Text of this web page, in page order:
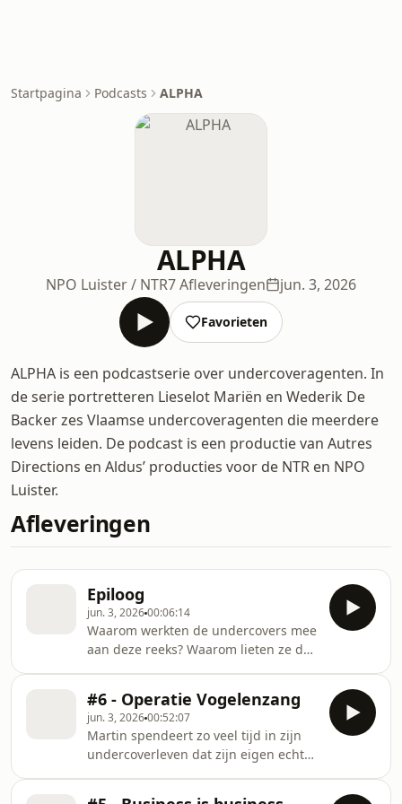
Startpagina Podcasts ALPHA
ALPHA
NPO Luister / NTR7 Afleveringen jun. 3, 2026
Favorieten
ALPHA is een podcastserie over undercoveragenten. In
de serie portretteren Lieselot Mariën en Wederik De
Backer zes Vlaamse undercoveragenten die meerdere
levens leiden. De podcast is een productie van Autres
Directions en Aldus’ producties voor de NTR en NPO
Luister.
Afleveringen
Epiloog
jun. 3, 202600:06:14
Waarom werkten de undercovers mee
aan deze reeks? Waarom lieten ze de
deze vraag: de parabel van de piraat.
Credits ALPHA is een productie van
Autres Directions voor NTR en NPO
Luister. In Vlaanderen wordt ALPHA
speciaal aangeboden door KNACK.
Regie, research en montage: Lieselot
#6 - Operatie Vogelenzang
jun. 3, 202600:52:07
Martin spendeert zo veel tijd in zijn
undercoverleven dat zijn eigen echte